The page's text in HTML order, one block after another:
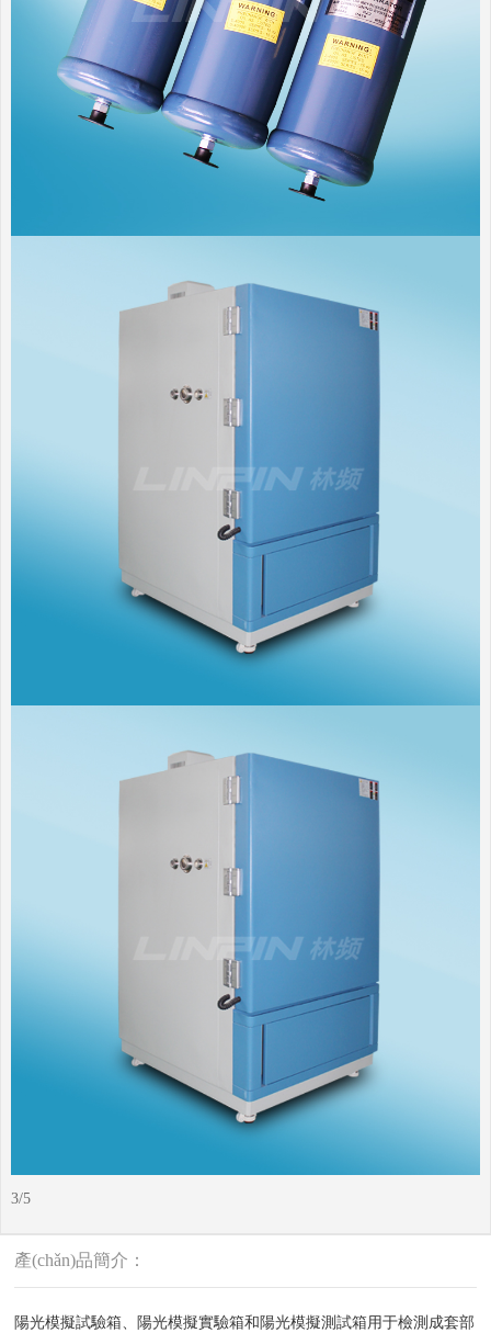
4/5
產(chǎn)品簡介：
陽光模擬試驗箱、陽光模擬實驗箱和陽光模擬測試箱用于檢測成套部